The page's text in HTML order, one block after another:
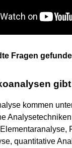
Fragen
kommen
quantitative